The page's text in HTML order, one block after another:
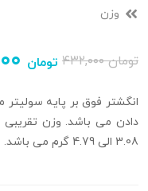
وزن
۴۳۲,۰۰۰تومان تومان
انگشتر فوق بر پایه
دادن می باشد. وزن
3.08 الی 4.79 گرم می باشد.